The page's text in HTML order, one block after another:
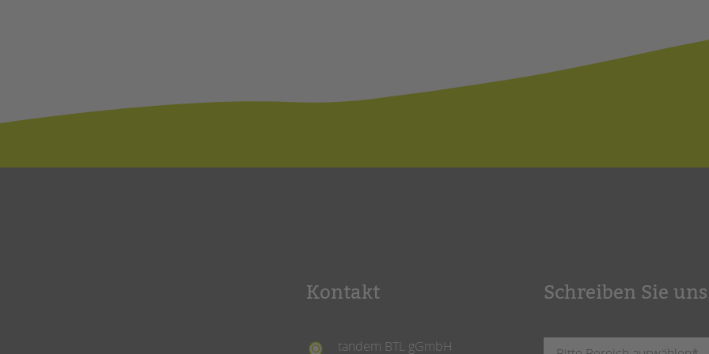
Kontakt
tandem BTL gGmbH
Schreiben Sie